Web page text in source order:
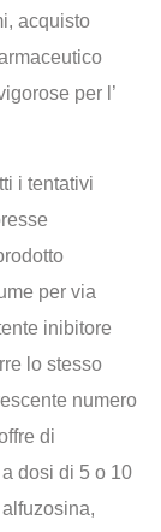
acquisto
per l’
i tentativi
per via
inibitore
lo stesso
numero
di
dosi di 5 o 10